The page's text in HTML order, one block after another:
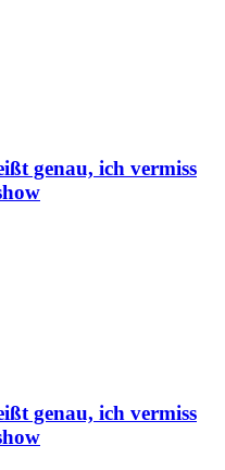
genau, ich vermiss
genau, ich vermiss